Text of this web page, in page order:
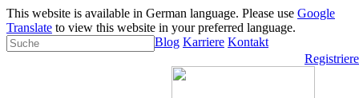
This website is available in German language. Please use Google
Translate to view this website in your preferred language.
Blog Karriere Kontakt